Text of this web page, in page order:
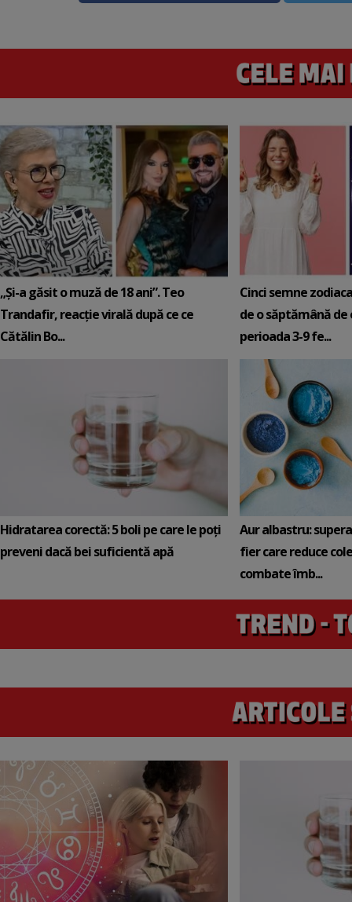
„Și-a găsit o muză de 18 ani”. Teo
Trandafir, reacție virală după ce ce
Cătălin Bo...
Cinci semne
de o săptămână de
perioada 3-9 fe...
Hidratarea corectă: 5 boli pe care le poți
preveni dacă bei suficientă apă
Aur albastru:
fier care reduce
combate îmb...